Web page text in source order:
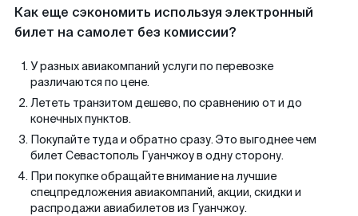
Как еще сэкономить используя электронный
билет на самолет без комиссии?
У разных авиакомпаний услуги по перевозке
различаются по цене.
Лететь транзитом дешево, по сравнению от и до
конечных пунктов.
Покупайте туда и обратно сразу. Это выгоднее чем
билет Севастополь Гуанчжоу в одну сторону.
При покупке обращайте внимание на лучшие
спецпредложения авиакомпаний, акции, скидки и
распродажи авиабилетов из Гуанчжоу.